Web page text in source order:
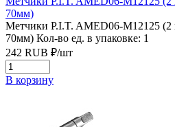
70мм)
Метчики P.I.T. AMED06-M12125
70мм) Кол-во ед. в упаковке: 1
242 RUB ₽/шт
В корзину